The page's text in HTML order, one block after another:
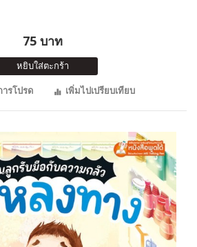
75 บาท
หยิบใส่ตะกร้า
ารโปรด
เพิ่มไปเปรียบเทียบ